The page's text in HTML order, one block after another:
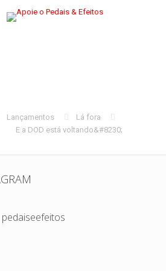
Lançamentos
Lá fora
E a DOD está voltando&#8230;
pedaiseefeitos